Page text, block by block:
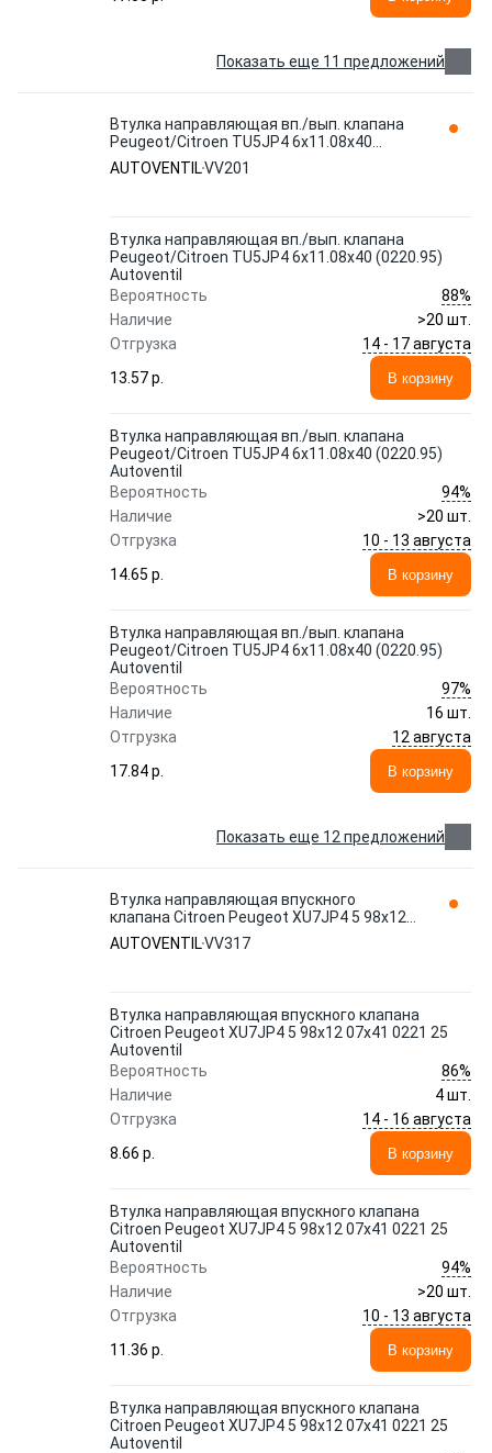
Показать еще 11 предложений
Втулка направляющая вп./вып. клапана
Peugeot/Citroen TU5JP4 6x11.08x40
(0220.95) Autoventil VV201
AUTOVENTILVV201
Втулка направляющая вп./вып. клапана
Peugeot/Citroen TU5JP4 6x11.08x40 (0220.95)
Autoventil
Вероятность
88%
Наличие
>20 шт.
Отгрузка
14 - 17 августа
13.57 p.
В корзину
Втулка направляющая вп./вып. клапана
Peugeot/Citroen TU5JP4 6x11.08x40 (0220.95)
Autoventil
Вероятность
94%
Наличие
>20 шт.
Отгрузка
10 - 13 августа
14.65 p.
В корзину
Втулка направляющая вп./вып. клапана
Peugeot/Citroen TU5JP4 6x11.08x40 (0220.95)
Autoventil
Вероятность
97%
Наличие
16 шт.
Отгрузка
12 августа
17.84 p.
В корзину
Показать еще 12 предложений
Втулка направляющая впускного
клапана Citroen Peugeot XU7JP4 5 98x12
07x41 0221 25 Autoventil VV317
AUTOVENTILVV317
Втулка направляющая впускного клапана
Citroen Peugeot XU7JP4 5 98x12 07x41 0221 25
Autoventil
Вероятность
86%
Наличие
4 шт.
Отгрузка
14 - 16 августа
8.66 p.
В корзину
Втулка направляющая впускного клапана
Citroen Peugeot XU7JP4 5 98x12 07x41 0221 25
Autoventil
Вероятность
94%
Наличие
>20 шт.
Отгрузка
10 - 13 августа
11.36 p.
В корзину
Втулка направляющая впускного клапана
Citroen Peugeot XU7JP4 5 98x12 07x41 0221 25
Autoventil